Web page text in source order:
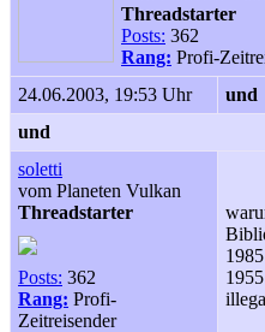
Threadstarter
Posts: 362
Rang: Profi-
24.06.2003, 19:53 Uhr
und
und
soletti
vom Planeten Vulkan
Threadstarter
Posts: 362
Rang: Profi-
Zeitreisender